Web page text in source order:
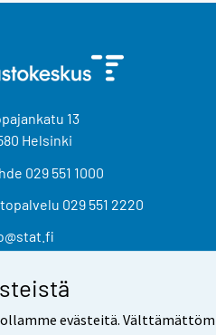
evästeitä.
13
Helsinki
029 551 1000
029 551 2220